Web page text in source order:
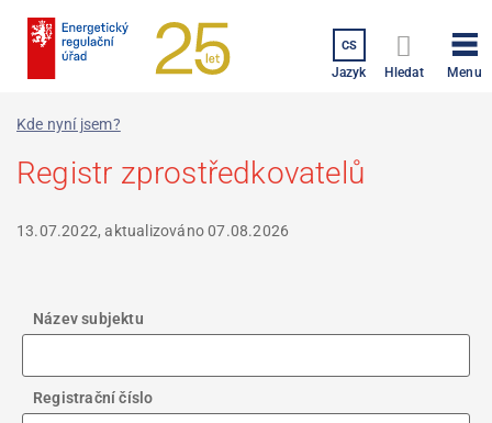
CS
Jazyk Hledat Menu
Kde nyní jsem?
Registr zprostředkovatelů
13.07.2022, aktualizováno07.08.2026
Název subjektu
Registrační číslo